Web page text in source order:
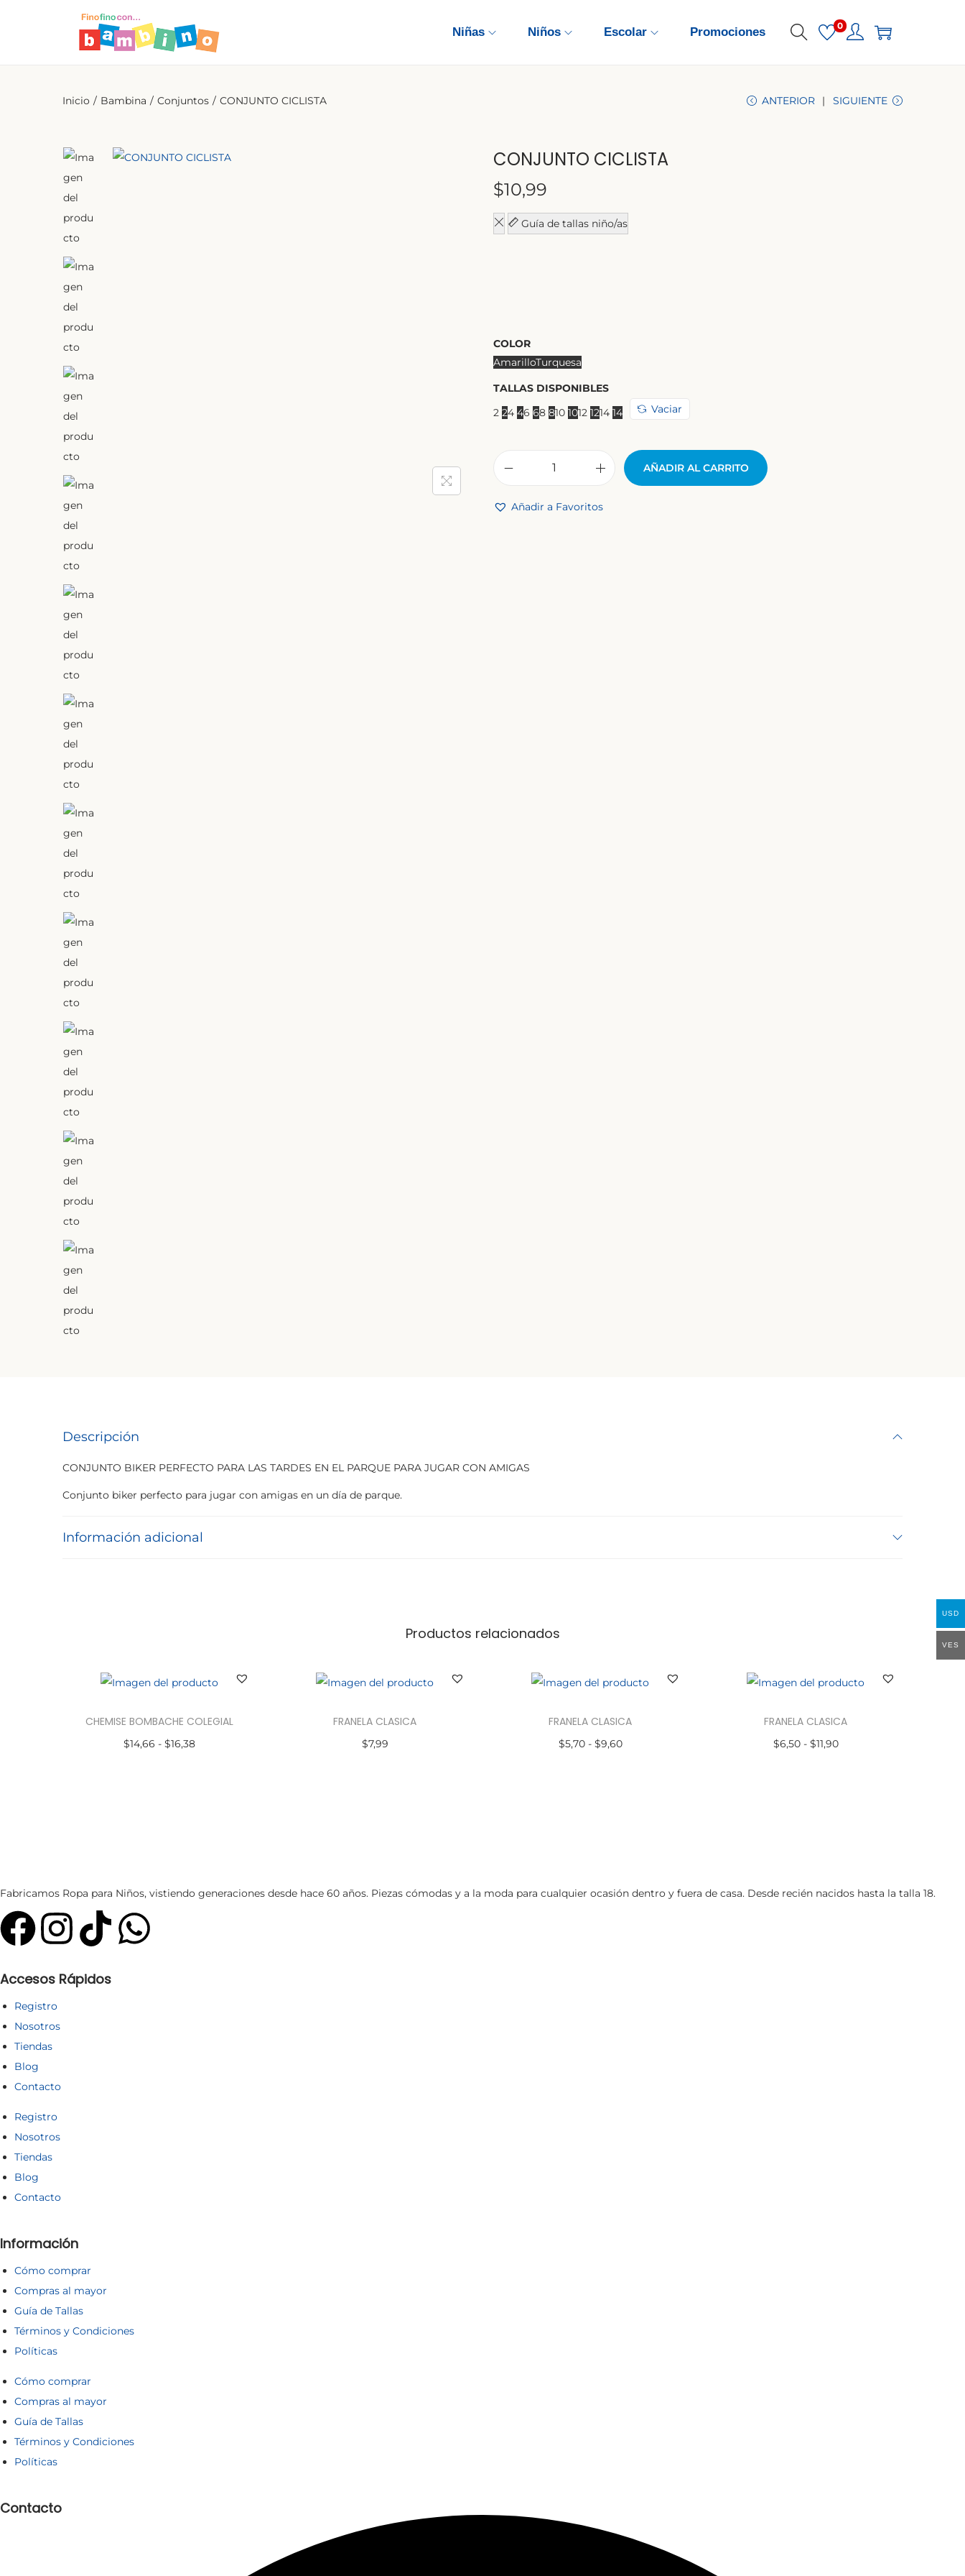
Niñas Niños Escolar Promociones 0
Inicio / Bambina / Conjuntos / CONJUNTO CICLISTA ANTERIOR SIGUIENTE
CONJUNTO CICLISTA
$10,99
Guía de tallas niño/as
COLOR
AmarilloTurquesa
TALLAS DISPONIBLES
2 24 46 68 810 1012 1214 14 Vaciar
AÑADIR AL CARRITO
Añadir a Favoritos
Descripción
CONJUNTO BIKER PERFECTO PARA LAS TARDES EN EL PARQUE PARA JUGAR CON AMIGAS
Conjunto biker perfecto para jugar con amigas en un día de parque.
Información adicional
Productos relacionados
CHEMISE BOMBACHE COLEGIAL
$14,66 - $16,38
FRANELA CLASICA
$7,99
FRANELA CLASICA
$5,70 - $9,60
FRANELA CLASICA
$6,50 - $11,90
Fabricamos Ropa para Niños, vistiendo generaciones desde hace 60 años. Piezas cómodas y a la moda para cualquier ocasión dentro y fuera de casa. Desde recién nacidos hasta la talla 18.
Accesos Rápidos
Registro
Nosotros
Tiendas
Blog
Contacto
Registro
Nosotros
Tiendas
Blog
Contacto
Información
Cómo comprar
Compras al mayor
Guía de Tallas
Términos y Condiciones
Políticas
Cómo comprar
Compras al mayor
Guía de Tallas
Términos y Condiciones
Políticas
Contacto
USD
VES